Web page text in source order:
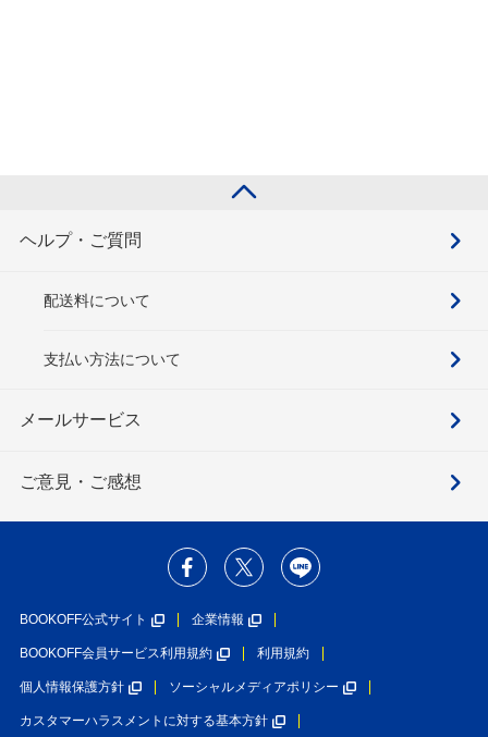
ヘルプ・ご質問
配送料について
支払い方法について
メールサービス
ご意見・ご感想
BOOKOFF公式サイト 企業情報
BOOKOFF会員サービス利用規約 利用規約
個人情報保護方針 ソーシャルメディアポリシー
カスタマーハラスメントに対する基本方針